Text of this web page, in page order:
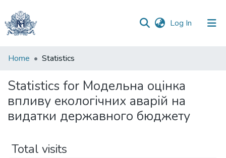
Log In (current)
Communities
Collections
All of DSpace
Home Statistics
Statistics for Модельна оцінка
впливу екологічних аварій на
видатки державного бюджету
Total visits